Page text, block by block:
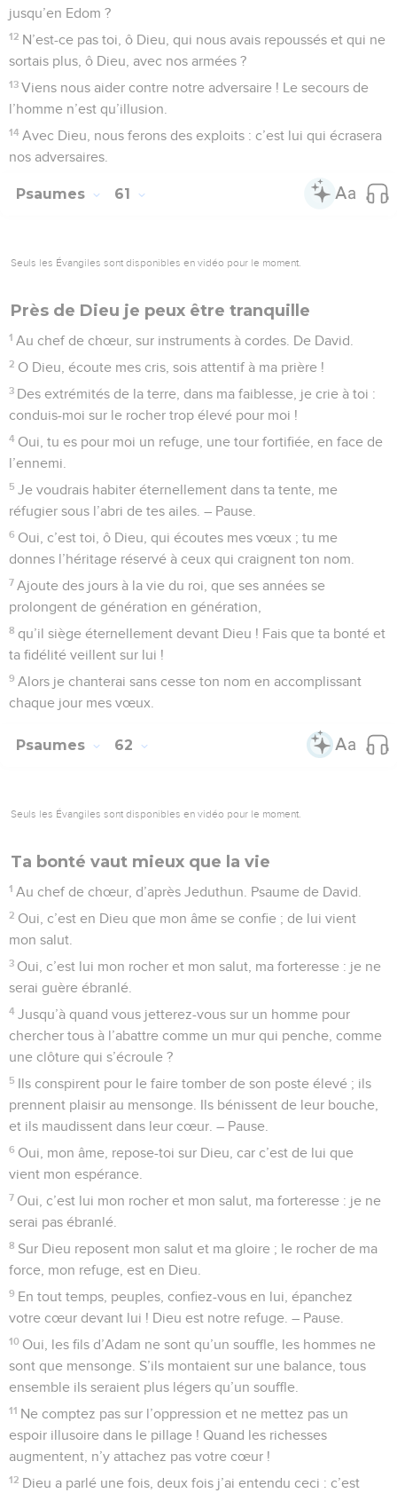
jusqu’en Edom ?
12 N’est-ce pas toi, ô Dieu, qui nous avais repoussés et qui ne
sortais plus, ô Dieu, avec nos armées ?
13 Viens nous aider contre notre adversaire ! Le secours de
l’homme n’est qu’illusion.
14 Avec Dieu, nous ferons des exploits : c’est lui qui écrasera
nos adversaires.
Psaumes 61
Seuls les Évangiles sont disponibles en vidéo pour le moment.
Près de Dieu je peux être tranquille
1 Au chef de chœur, sur instruments à cordes. De David.
2 O Dieu, écoute mes cris, sois attentif à ma prière !
3 Des extrémités de la terre, dans ma faiblesse, je crie à toi :
conduis-moi sur le rocher trop élevé pour moi !
4 Oui, tu es pour moi un refuge, une tour fortifiée, en face de
l’ennemi.
5 Je voudrais habiter éternellement dans ta tente, me
réfugier sous l’abri de tes ailes. – Pause.
6 Oui, c’est toi, ô Dieu, qui écoutes mes vœux ; tu me
donnes l’héritage réservé à ceux qui craignent ton nom.
7 Ajoute des jours à la vie du roi, que ses années se
prolongent de génération en génération,
8 qu’il siège éternellement devant Dieu ! Fais que ta bonté et
ta fidélité veillent sur lui !
9 Alors je chanterai sans cesse ton nom en accomplissant
chaque jour mes vœux.
Psaumes 62
Seuls les Évangiles sont disponibles en vidéo pour le moment.
Ta bonté vaut mieux que la vie
1 Au chef de chœur, d’après Jeduthun. Psaume de David.
2 Oui, c’est en Dieu que mon âme se confie ; de lui vient
mon salut.
3 Oui, c’est lui mon rocher et mon salut, ma forteresse : je ne
serai guère ébranlé.
4 Jusqu’à quand vous jetterez-vous sur un homme pour
chercher tous à l’abattre comme un mur qui penche, comme
une clôture qui s’écroule ?
5 Ils conspirent pour le faire tomber de son poste élevé ; ils
prennent plaisir au mensonge. Ils bénissent de leur bouche,
et ils maudissent dans leur cœur. – Pause.
6 Oui, mon âme, repose-toi sur Dieu, car c’est de lui que
vient mon espérance.
7 Oui, c’est lui mon rocher et mon salut, ma forteresse : je ne
serai pas ébranlé.
8 Sur Dieu reposent mon salut et ma gloire ; le rocher de ma
force, mon refuge, est en Dieu.
9 En tout temps, peuples, confiez-vous en lui, épanchez
votre cœur devant lui ! Dieu est notre refuge. – Pause.
10 Oui, les fils d’Adam ne sont qu’un souffle, les hommes ne
sont que mensonge. S’ils montaient sur une balance, tous
ensemble ils seraient plus légers qu’un souffle.
11 Ne comptez pas sur l’oppression et ne mettez pas un
espoir illusoire dans le pillage ! Quand les richesses
augmentent, n’y attachez pas votre cœur !
12 Dieu a parlé une fois, deux fois j’ai entendu ceci : c’est